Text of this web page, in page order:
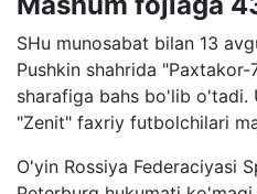
SHu munosabat bilan 13
Pushkin shahrida
sharafiga bahs bo'lib o'tadi.
"Zenit" faxriy futbolchilari
O'yin Rossiya Federaciyasi